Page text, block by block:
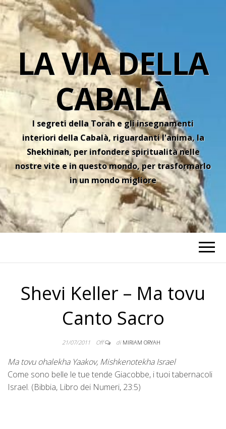
LA VIA DELLA
CABALÀ
I segreti della Torah e gli insegnamenti
interiori della Cabalà, riguardanti l'anima, la
Shekhinah, per infondere spiritualità nelle
nostre vite e in questo mondo, per trasformarlo
in un mondo migliore
Shevi Keller – Ma tovu
Canto Sacro
21/07/2011 Off di MIRIAM ORYAH
Ma tovu ohalekha Yaakov, Mishkenotekha Israel
Come sono belle le tue tende Giacobbe, i tuoi tabernacoli
Israel. (Bibbia, Libro dei Numeri, 23:5)